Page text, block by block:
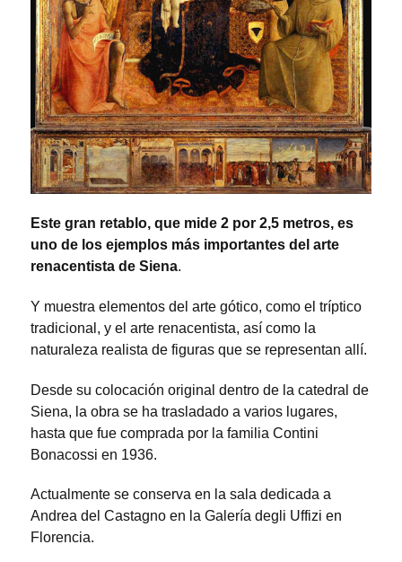
Este gran retablo, que mide 2 por 2,5 metros, es
uno de los ejemplos más importantes del arte
renacentista de Siena.
Y muestra elementos del arte gótico, como el tríptico
tradicional, y el arte renacentista, así como la
naturaleza realista de figuras que se representan allí.
Desde su colocación original dentro de la catedral de
Siena, la obra se ha trasladado a varios lugares,
hasta que fue comprada por la familia Contini
Bonacossi en 1936.
Actualmente se conserva en la sala dedicada a
Andrea del Castagno en la Galería degli Uffizi en
Florencia.